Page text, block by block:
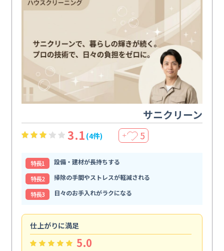
サニクリーン
3.1 (4件) ＋ 5
特⻑1
設備・建材が長持ちする
特⻑2
掃除の手間やストレスが軽減される
特⻑3
日々のお手入れがラクになる
仕上がりに満足
5.0